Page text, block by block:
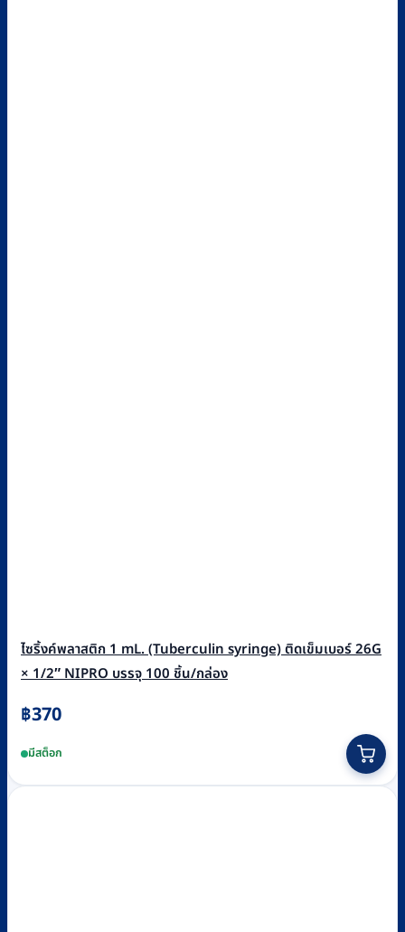
ไซริ้งค์พลาสติก 1 mL. (Tuberculin syringe) ติดเข็มเบอร์ 26G
× 1/2″ NIPRO บรรจุ 100 ชิ้น/กล่อง
฿370
มีสต็อก